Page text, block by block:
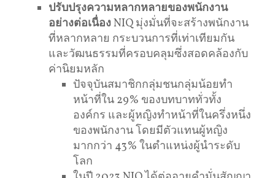
ปรับปรุงความหลากหลายของพนักงาน
อย่างต่อเนื่องNIQ มุ่งมั่นที่จะสร้างพนักงาน
ที่หลากหลาย กระบวนการที่เท่าเทียมกัน
และวัฒนธรรมที่ครอบคลุมซึ่งสอดคล้องกับ
ค่านิยมหลัก
ปัจจุบันสมาชิกกลุ่มชนกลุ่มน้อยทํา
หน้าที่ใน 29% ของบทบาททั่วทั้ง
องค์กร และผู้หญิงทําหน้าที่ในครึ่งหนึ่ง
ของพนักงาน โดยมีตัวแทนผู้หญิง
มากกว่า 43% ในตําแหน่งผู้นําระดับ
โลก